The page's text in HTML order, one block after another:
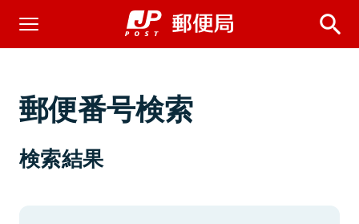
郵便番号検索
検索結果